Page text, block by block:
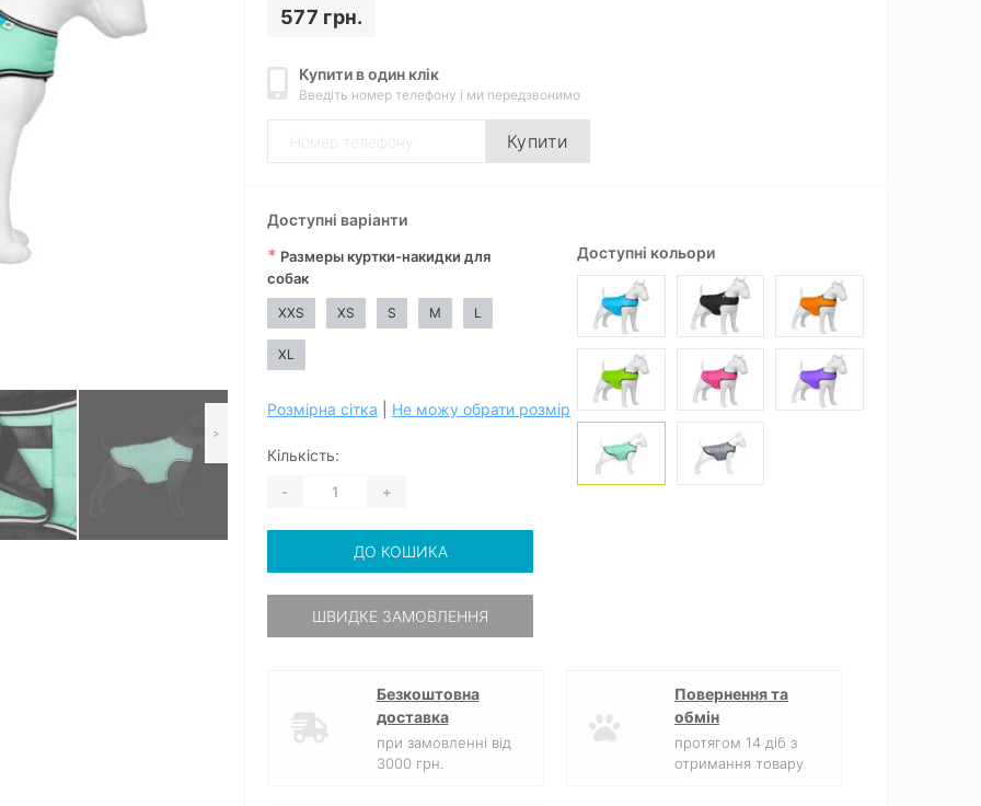
Дивитись відео
>
577 грн.
Купити в один клік
Введіть номер телефону і ми передзвонимо
Купити
Доступні кольори
Доступні варіанти
* Размеры куртки-накидки для
собак
XXS XS S M L
XL
Розмірна сітка Не можу обрати розмір
Кількість:
- +
ДО КОШИКА
ШВИДКЕ ЗАМОВЛЕННЯ
Безкоштовна
доставка
при замовленні від
3000 грн.
Повернення та
обмін
протягом 14 діб з
отримання товару